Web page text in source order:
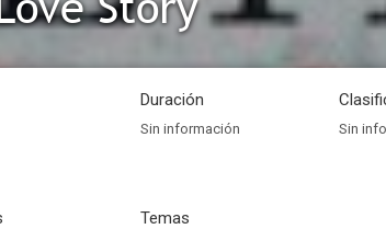
Duración
Sin información Sin
Temas